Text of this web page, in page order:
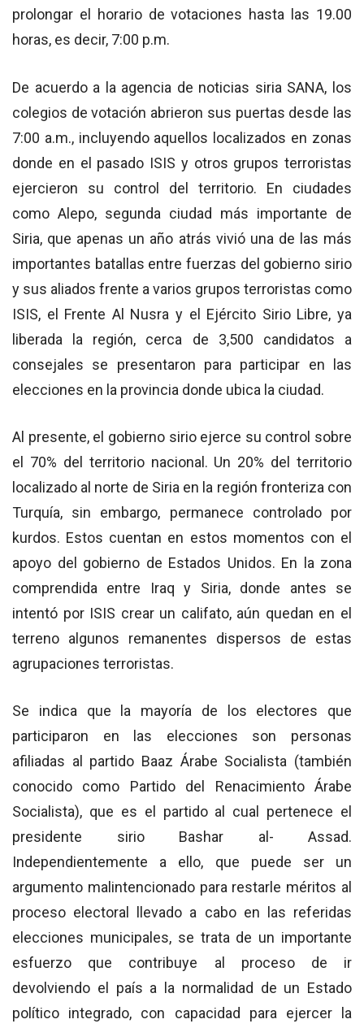
prolongar el horario de votaciones hasta las 19.00
horas, es decir, 7:00 p.m.
De acuerdo a la agencia de noticias siria SANA, los
colegios de votación abrieron sus puertas desde las
7:00 a.m., incluyendo aquellos localizados en zonas
donde en el pasado ISIS y otros grupos terroristas
ejercieron su control del territorio. En ciudades
como Alepo, segunda ciudad más importante de
Siria, que apenas un año atrás vivió una de las más
importantes batallas entre fuerzas del gobierno sirio
y sus aliados frente a varios grupos terroristas como
ISIS, el Frente Al Nusra y el Ejército Sirio Libre, ya
liberada la región, cerca de 3,500 candidatos a
consejales se presentaron para participar en las
elecciones en la provincia donde ubica la ciudad.
Al presente, el gobierno sirio ejerce su control sobre
el 70% del territorio nacional. Un 20% del territorio
localizado al norte de Siria en la región fronteriza con
Turquía, sin embargo, permanece controlado por
kurdos. Estos cuentan en estos momentos con el
apoyo del gobierno de Estados Unidos. En la zona
comprendida entre Iraq y Siria, donde antes se
intentó por ISIS crear un califato, aún quedan en el
terreno algunos remanentes dispersos de estas
agrupaciones terroristas.
Se indica que la mayoría de los electores que
participaron en las elecciones son personas
afiliadas al partido Baaz Árabe Socialista (también
conocido como Partido del Renacimiento Árabe
Socialista), que es el partido al cual pertenece el
presidente sirio Bashar al- Assad.
Independientemente a ello, que puede ser un
argumento malintencionado para restarle méritos al
proceso electoral llevado a cabo en las referidas
elecciones municipales, se trata de un importante
esfuerzo que contribuye al proceso de ir
devolviendo el país a la normalidad de un Estado
político integrado, con capacidad para ejercer la